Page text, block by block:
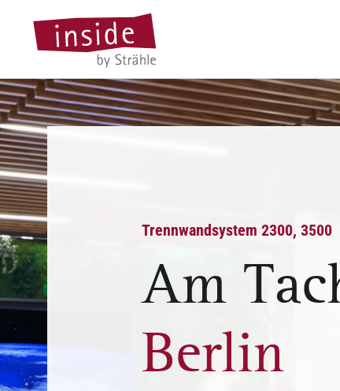
Trennwandsystem 2300, 3500
Am
Berlin